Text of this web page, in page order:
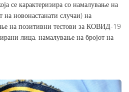
се карактеризира со намалување на
новонастанати случаи) на
на позитивни тестови за КОВИД-19
лица, намалување на бројот на